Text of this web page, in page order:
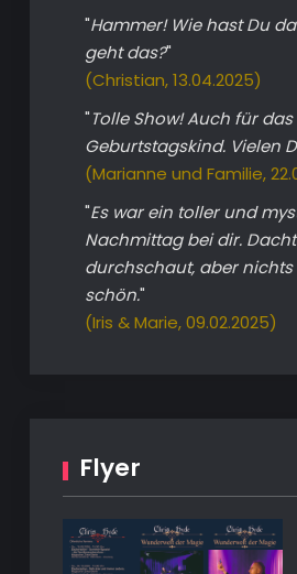
"Hammer! Wie hast Du
geht das?"
(Christian, 13.04.2025)
"Tolle Show! Auch für das
Geburtstagskind. Vielen
(Marianne und Familie,
"Es war ein toller und
Nachmittag bei dir.
durchschaut, aber nichts
schön."
(Iris & Marie, 09.02.2025)
Flyer